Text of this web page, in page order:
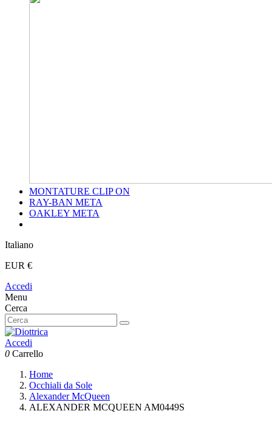
MONTATURE CLIP ON
RAY-BAN META
OAKLEY META
Italiano
EUR €
Accedi
Menu
Cerca
Accedi
0 Carrello
Home
Occhiali da Sole
Alexander McQueen
ALEXANDER MCQUEEN AM0449S